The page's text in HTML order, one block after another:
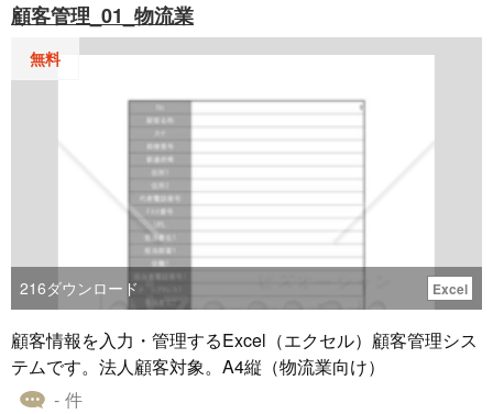
顧客管理_01_物流業
無料
216ダウンロード Excel
顧客情報を入力・管理するExcel（エクセル）顧客管理シス
テムです。法人顧客対象。A4縦（物流業向け）
- 件